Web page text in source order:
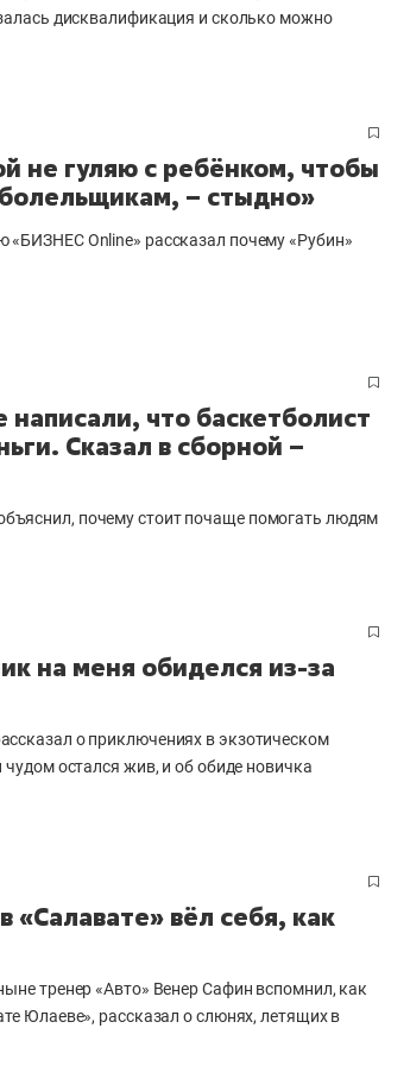
дисквалификация и сколько можно
не гуляю с ребёнком, чтобы
– стыдно»
«БИЗНЕС Online» рассказал почему «Рубин»
что баскетболист
Сказал в сборной –
почему стоит почаще помогать людям
на меня обиделся из-за
о приключениях в экзотическом
остался жив, и об обиде новичка
«Салавате» вёл себя, как
тренер «Авто» Венер Сафин вспомнил, как
Юлаеве», рассказал о слюнях, летящих в